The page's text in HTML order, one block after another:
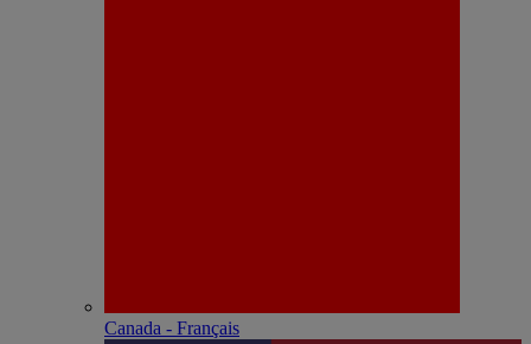
Canada - Français